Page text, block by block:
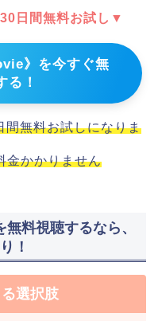
日間無料お試し▼
》を今すぐ無
る！
無料お試しになりま
金かかりません
料視聴するなら、
！
選択肢